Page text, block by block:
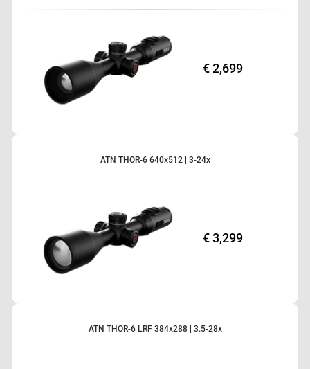
€ 2,699
ATN THOR-6 640x512 | 3-24x
€ 3,299
ATN THOR-6 LRF 384x288 | 3.5-28x